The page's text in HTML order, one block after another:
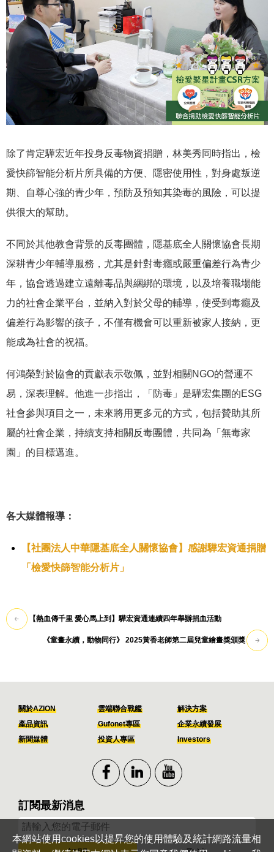
除了肯定驊宏近年投身反毒物資捐贈，林美秀同時指出，檢
愛快篩智能分析片所具備的方便、隱密使用性，對身處叛逆
期、自尊心強的青少年，預防及預知其染毒的風險，可以提
供很大的幫助。
不同於其他教會背景的反毒團體，隱基底全人關懷協會長期
深耕青少年輔導服務，尤其是針對毒癮或嚴重偏差行為青少
年，協會透過建立遠離毒品與綑綁的環境，以及培養職場能
力的社會企業平台，並納入對於父母的輔導，使受到毒癮及
偏差行為影響的孩子，不僅有機會可以重新被家人接納，更
能成為社會的祝福。
何鴻榮對於協會的貢獻表示敬佩，並對相關NGO的營運不
易，深表理解。他進一步指出，「防毒」是驊宏集團的ESG
社會參與項目之一，未來將用更多元的方式，包括贊助其所
屬的社會企業，持續支持相關反毒團體，共同為「無毒家
園」的目標邁進。
各大媒體報導：
【社團法人中華隱基底全人關懷協會】感謝驊宏資通捐贈
「檢愛快篩智能分析片」
【熱血傳千里 愛心馬上到】驊宏資通連續四年舉辦捐血活動
《童畫永續，動物同行》 2025黃香老師第二屆兒童繪畫獎頒獎
關於AZION 雲端聯合戰艦
解決方案
產品資訊
Gufonet專區
企業永續發展
新聞媒體
投資人專區 Investors
訂閱最新消息
本網站使用cookies以提昇您的使用體驗及統計網路流量相